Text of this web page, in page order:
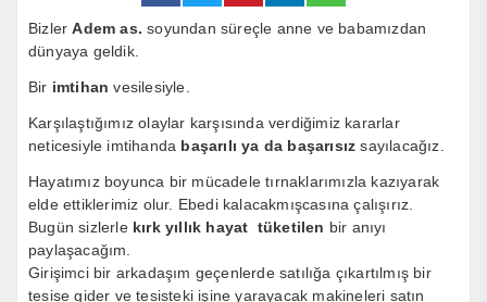
BizlerAdem as. soyundan süreçle anne ve babamızdan
dünyaya geldik.
Bir imtihan vesilesiyle.
Karşılaştığımız olaylar karşısında verdiğimiz kararlar
neticesiyle imtihanda başarılı ya da başarısız sayılacağız.
Hayatımız boyunca bir mücadele tırnaklarımızla kazıyarak
elde ettiklerimiz olur. Ebedi kalacakmışcasına çalışırız.
Bugün sizlerle kırk yıllık hayat tüketilen bir anıyı
paylaşacağım.
Girişimci bir arkadaşım geçenlerde satılığa çıkartılmış bir
tesise gider ve tesisteki işine yarayacak makineleri satın